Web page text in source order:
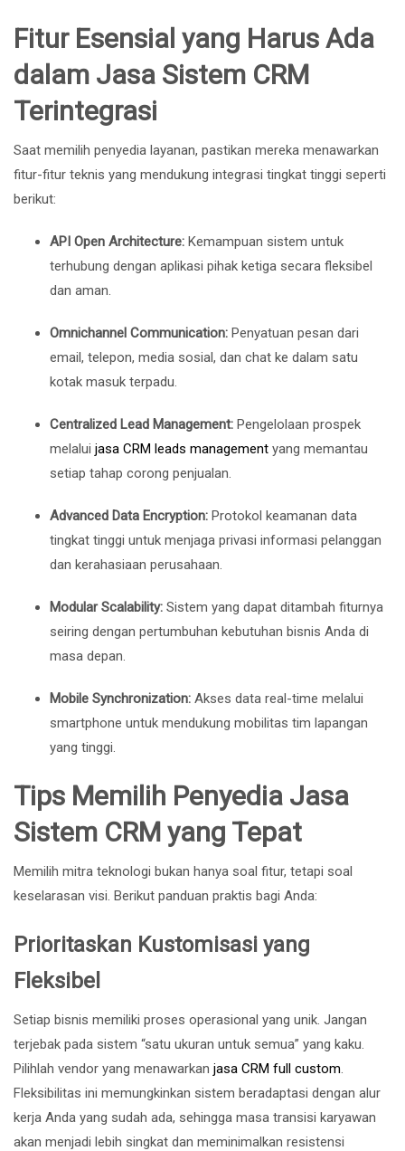
Fitur Esensial yang Harus Ada
dalam Jasa Sistem CRM
Terintegrasi
Saat memilih penyedia layanan, pastikan mereka menawarkan
fitur-fitur teknis yang mendukung integrasi tingkat tinggi seperti
berikut:
API Open Architecture: Kemampuan sistem untuk
terhubung dengan aplikasi pihak ketiga secara fleksibel
dan aman.
Omnichannel Communication: Penyatuan pesan dari
email, telepon, media sosial, dan chat ke dalam satu
kotak masuk terpadu.
Centralized Lead Management: Pengelolaan prospek
melalui jasa CRM leads management yang memantau
setiap tahap corong penjualan.
Advanced Data Encryption: Protokol keamanan data
tingkat tinggi untuk menjaga privasi informasi pelanggan
dan kerahasiaan perusahaan.
Modular Scalability: Sistem yang dapat ditambah fiturnya
seiring dengan pertumbuhan kebutuhan bisnis Anda di
masa depan.
Mobile Synchronization: Akses data real-time melalui
smartphone untuk mendukung mobilitas tim lapangan
yang tinggi.
Tips Memilih Penyedia Jasa
Sistem CRM yang Tepat
Memilih mitra teknologi bukan hanya soal fitur, tetapi soal
keselarasan visi. Berikut panduan praktis bagi Anda:
Prioritaskan Kustomisasi yang
Fleksibel
Setiap bisnis memiliki proses operasional yang unik. Jangan
terjebak pada sistem “satu ukuran untuk semua” yang kaku.
Pilihlah vendor yang menawarkan jasa CRM full custom.
Fleksibilitas ini memungkinkan sistem beradaptasi dengan alur
kerja Anda yang sudah ada, sehingga masa transisi karyawan
akan menjadi lebih singkat dan meminimalkan resistensi